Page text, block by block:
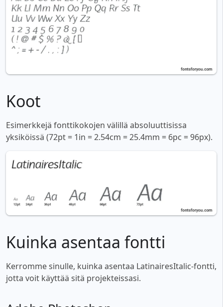
Koot
Esimerkkejä fonttikokojen välillä absoluuttisissa
yksiköissä (72pt = 1in = 2.54cm = 25.4mm = 6pc = 96px).
Kuinka asentaa fontti
Kerromme sinulle, kuinka asentaa LatinairesItalic-fontti,
jotta voit käyttää sitä projekteissasi.